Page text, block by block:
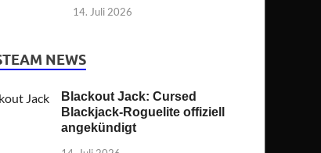
14. Juli 2026
NEWS
Blackout Jack: Cursed
Blackjack-Roguelite offiziell
angekündigt